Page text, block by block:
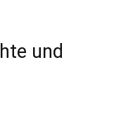
und